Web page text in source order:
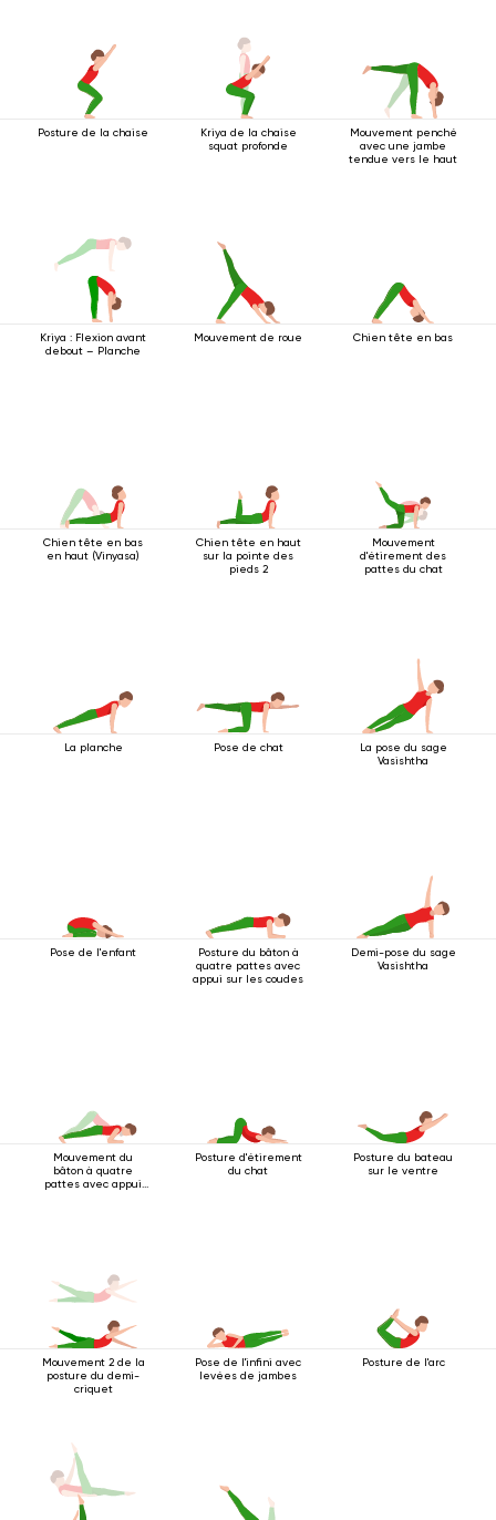
Posture de la chaise
Kriya de la chaise
squat profonde
Mouvement penché
avec une jambe
tendue vers le haut
Kriya : Flexion avant
debout – Planche
Mouvement de roue Chien tête en bas
Chien tête en bas
en haut (Vinyasa)
Chien tête en haut
sur la pointe des
pieds 2
Mouvement
d'étirement des
pattes du chat
La planche Pose de chat
La pose du sage
Vasishtha
Pose de l'enfant
Posture du bâton à
quatre pattes avec
appui sur les coudes
Demi-pose du sage
Vasishtha
Mouvement du
bâton à quatre
pattes avec appui
Posture d'étirement
du chat
Posture du bateau
sur le ventre
Mouvement 2 de la
posture du demi-
criquet
Pose de l'infini avec
levées de jambes
Posture de l'arc